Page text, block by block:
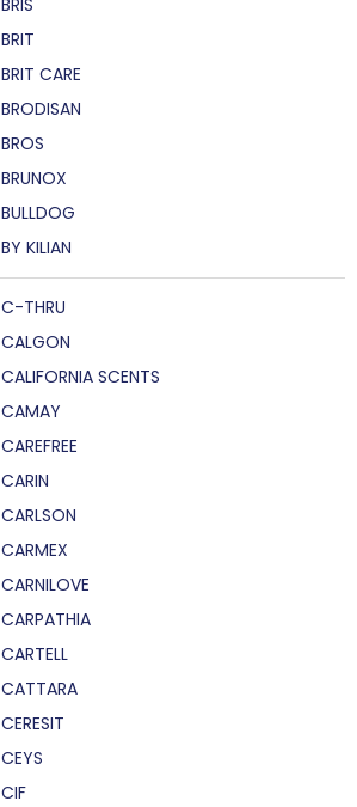
BRIS
BRIT
BRIT CARE
BRODISAN
BROS
BRUNOX
BULLDOG
BY KILIAN
C-THRU
CALGON
CALIFORNIA SCENTS
CAMAY
CAREFREE
CARIN
CARLSON
CARMEX
CARNILOVE
CARPATHIA
CARTELL
CATTARA
CERESIT
CEYS
CIF